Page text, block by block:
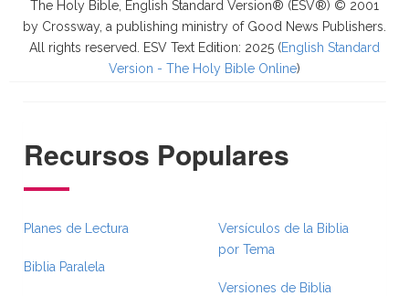
The Holy Bible, English Standard Version® (ESV®) © 2001
by Crossway, a publishing ministry of Good News Publishers.
All rights reserved. ESV Text Edition: 2025 (English Standard
Version - The Holy Bible Online)
Recursos Populares
Planes de Lectura
Biblia Paralela
Versículos de la Biblia
por Tema
Versiones de Biblia